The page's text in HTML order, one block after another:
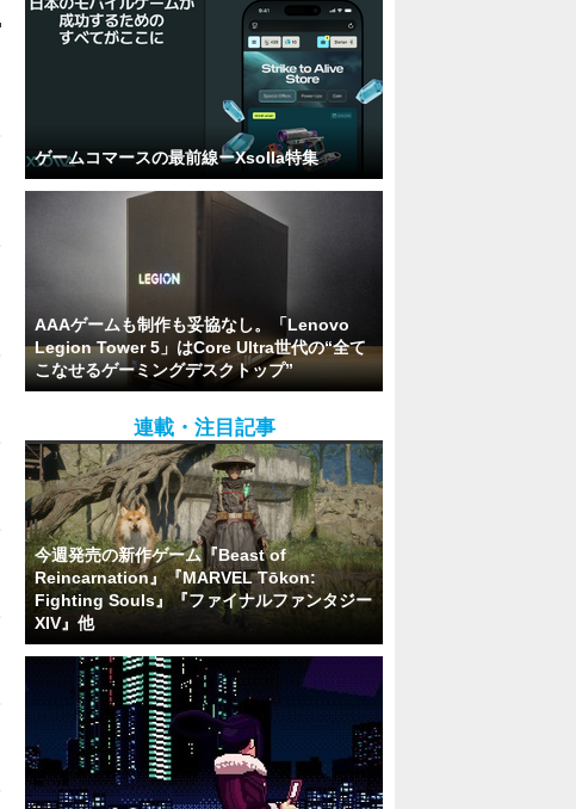
ゲームコマースの最前線ーXsolla特集
AAAゲームも制作も妥協なし。「Lenovo
Legion Tower 5」はCore Ultra世代の“全て
こなせるゲーミングデスクトップ”
連載・注目記事
今週発売の新作ゲーム『Beast of
Reincarnation』『MARVEL Tōkon:
Fighting Souls』『ファイナルファンタジー
XIV』他